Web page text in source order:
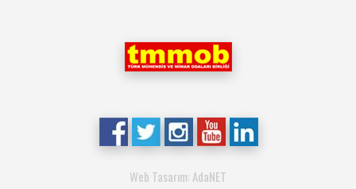
Web Tasarım: AdaNET